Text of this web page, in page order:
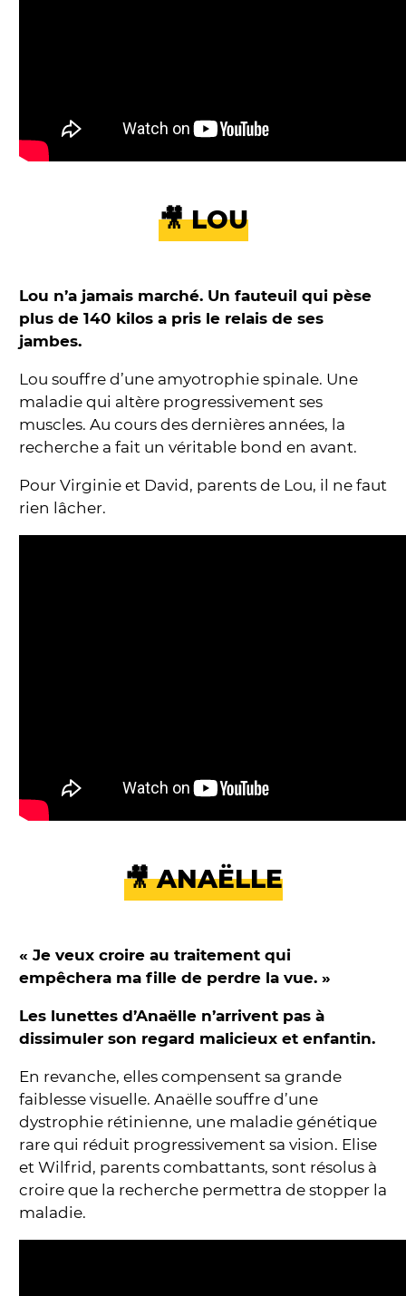
🎥 LOU
Lou n’a jamais marché. Un fauteuil qui pèse
plus de 140 kilos a pris le relais de ses
jambes.
Lou souffre d’une amyotrophie spinale. Une
maladie qui altère progressivement ses
muscles. Au cours des dernières années, la
recherche a fait un véritable bond en avant.
Pour Virginie et David, parents de Lou, il ne faut
rien lâcher.
🎥 ANAËLLE
« Je veux croire au traitement qui
empêchera ma fille de perdre la vue. »
Les lunettes d’Anaëlle n’arrivent pas à
dissimuler son regard malicieux et enfantin.
En revanche, elles compensent sa grande
faiblesse visuelle. Anaëlle souffre d’une
dystrophie rétinienne, une maladie génétique
rare qui réduit progressivement sa vision. Elise
et Wilfrid, parents combattants, sont résolus à
croire que la recherche permettra de stopper la
maladie.